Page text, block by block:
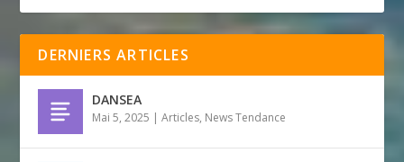
DERNIERS ARTICLES
DANSEA
Mai 5, 2025 |Articles, News Tendance